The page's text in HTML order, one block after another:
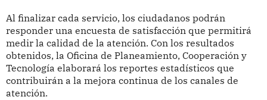
Al finalizar cada servicio, los ciudadanos podrán
responder una encuesta de satisfacción que permitirá
medir la calidad de la atención. Con los resultados
obtenidos, la Oficina de Planeamiento, Cooperación y
Tecnología elaborará los reportes estadísticos que
contribuirán a la mejora continua de los canales de
atención.